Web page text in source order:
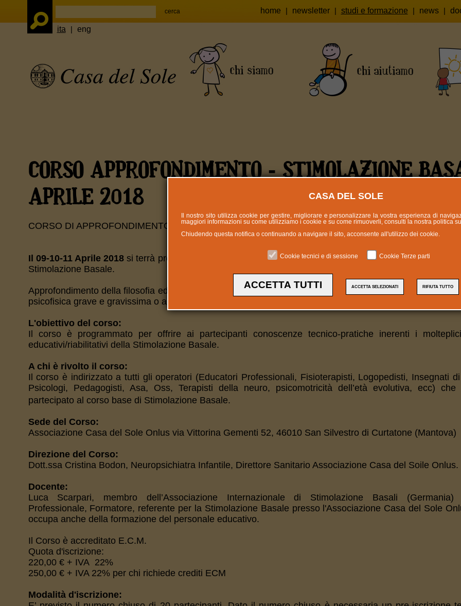
ita | eng
home | newsletter | studi e formazione | news |
CORSO APPROFONDIMENTO - STIMOLAZIONE
APRILE 2018
CORSO DI APPROFONDIMENTO - STIMOLAZIONE BASALE APRILE 2018
Il 09-10-11 Aprile 2018 si terrà presso la sede dell'Associazione Casa del Sole Onlus il Corso di
Stimolazione Basale.
Approfondimento della filosofia educativa della Stimolazione Basale per bambini, adolescenti ed adulti
psicofisica grave e gravissima o autismo grave.
L'obiettivo del corso:
Il corso è programmato per offrire ai partecipanti conoscenze tecnico-pratiche inerenti i
educativi/riabilitativi della Stimolazione Basale.
A chi è rivolto il corso:
Il corso è indirizzato a tutti gli operatori (Educatori Professionali, Fisioterapisti, Logopedisti, Insegnati
Psicologi, Pedagogisti, Asa, Oss, Terapisti della neuro, psicomotricità dell’età evolutiva, ecc)
partecipato al corso base di Stimolazione Basale.
Sede del Corso:
Associazione Casa del Sole Onlus via Vittorina Gementi 52, 46010 San Silvestro di Curtatone (Mantova)
Direzione del Corso:
Dott.ssa Cristina Bodon, Neuropsichiatra Infantile, Direttore Sanitario Associazione Casa del Soile Onlus.
Docente:
Luca Scarpari, membro dell’Associazione Internazionale di Stimolazione Basali (Germania)
Professionale, Formatore, referente per la Stimolazione Basale presso l'Associazione Casa del Sole
occupa anche della formazione del personale educativo.
Il Corso è accreditato E.C.M.
Quota d'iscrizione:
220,00 € + IVA 22%
250,00 € + IVA 22% per chi richiede crediti ECM
Modalità d'iscrizione:
CASA DEL SOLE
Il nostro sito utilizza cookie per gestire, migliorare e personalizzare la vostra esperienza di
maggiori informazioni su come utilizziamo i cookie e su come rimuoverli, consulti la nostra politica
Chiudendo questa notifica o continuando a navigare il sito, acconsente all'utilizzo dei cookie.
Cookie tecnici e di sessione Cookie Terze parti
ACCETTA TUTTI ACCETTA SELEZIONATI RIFIUTA TUTTO